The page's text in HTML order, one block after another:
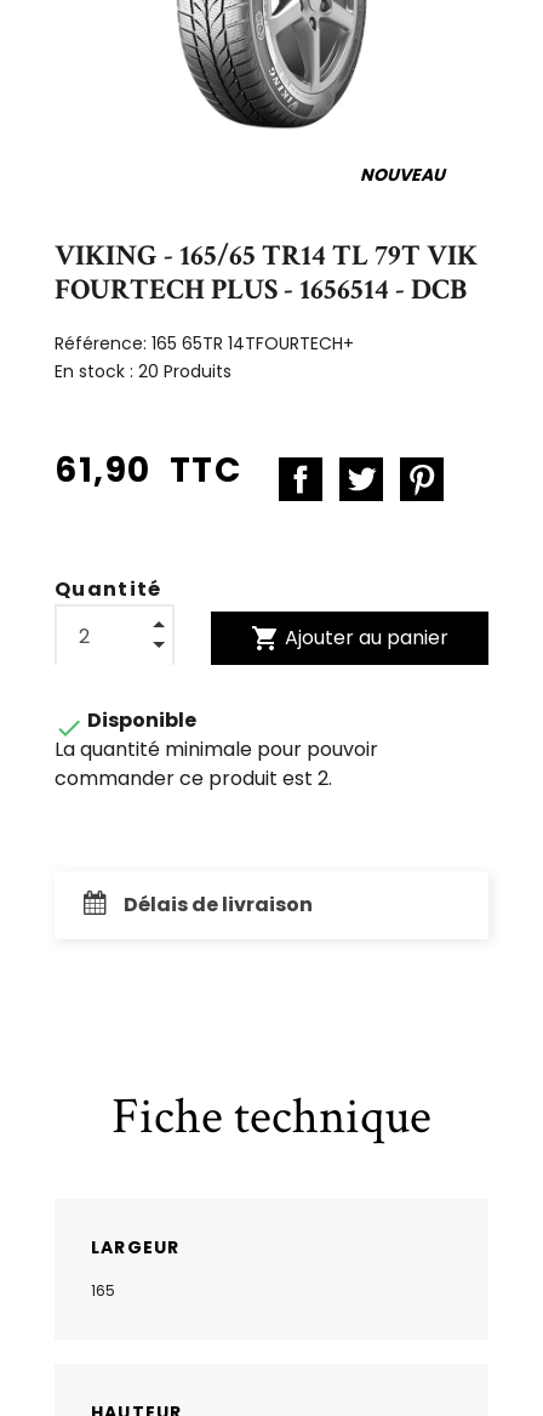
NOUVEAU
VIKING - 165/65 TR14 TL 79T VIK
FOURTECH PLUS - 1656514 - DCB
Référence: 165 65TR 14TFOURTECH+
En stock : 20 Produits
61,90 TTC
Quantité
shopping_cart Ajouter au panier
 Disponible
La quantité minimale pour pouvoir
commander ce produit est 2.
Délais de livraison
Fiche technique
LARGEUR
165